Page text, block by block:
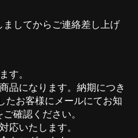
してからご連絡差し上げ
す。
品になります。納期につき
たお客様にメールにてお知
確認ください。
応いたします。